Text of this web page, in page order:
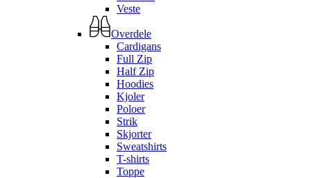
Veste
Overdele
Cardigans
Full Zip
Half Zip
Hoodies
Kjoler
Poloer
Strik
Skjorter
Sweatshirts
T-shirts
Toppe